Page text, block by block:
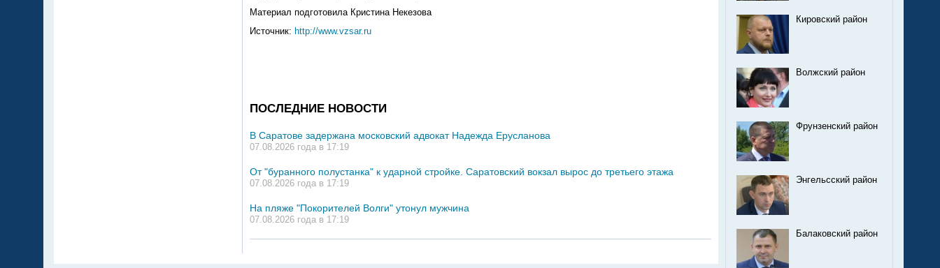
Материал подготовила Кристина Некезова
Источник: http://www.vzsar.ru
ПОСЛЕДНИЕ НОВОСТИ
В Саратове задержана московский адвокат Надежда Ерусланова
07.08.2026 года в 17:19
От "буранного полустанка" к ударной стройке. Саратовский вокзал вырос до третьего этажа
07.08.2026 года в 17:19
На пляже "Покорителей Волги" утонул мужчина
07.08.2026 года в 17:19
Кировский район
Волжский район
Фрунзенский район
Энгельсский район
Балаковский район